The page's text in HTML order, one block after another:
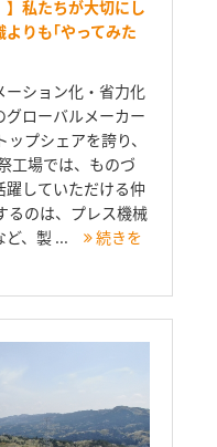
私たちが大切にし
りも｢やってみた
ーション化・省力化
ローバルメーカー
プシェアを誇り、
工場では、ものづ
躍していただける仲
るのは、プレス機械
ど、製 ...
続きを